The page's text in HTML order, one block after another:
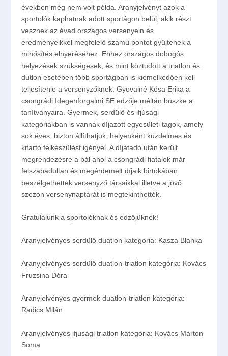
években még nem volt példa. Aranyjelvényt azok a
sportolók kaphatnak adott sportágon belül, akik részt
vesznek az évad országos versenyein és
eredményeikkel megfelelő számú pontot gyűjtenek a
minősítés elnyeréséhez. Ehhez országos dobogós
helyezések szükségesek, és mint köztudott a triatlon és
dutlon esetében több sportágban is kiemelkedően kell
teljesítenie a versenyzőknek. Gyovainé Kósa Erika a
csongrádi Idegenforgalmi SE edzője méltán büszke a
tanítványaira. Gyermek, serdülő és ifjúsági
kategóriákban is vannak díjazott egyesületi tagok, amely
sok éves, bizton állíthatjuk, helyenként küzdelmes és
kitartó felkészülést igényel. A díjátadó után került
megrendezésre a bál ahol a csongrádi fiatalok már
felszabadultan és megérdemelt díjaik birtokában
beszélgethettek versenyző társaikkal illetve a jövő
szezon versenynaptárát is megtekinthették.
Gratulálunk a sportolóknak és edzőjüknek!
Aranyjelvényes serdülő duatlon kategória: Kasza Blanka
Aranyjelvényes serdülő duatlon-triatlon kategória: Kovács
Fruzsina Dóra
Aranyjelvényes gyermek duatlon-triatlon kategória:
Radics Milán
Aranyjelvényes ifjúsági triatlon kategória: Kovács Márton
Soma